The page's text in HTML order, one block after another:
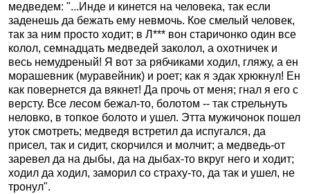
медведем: "...Инде и кинется на человека, так если
заденешь да бежать ему невмочь. Кое смелый человек,
так за ним просто ходит; в Л*** вон старичонко один все
колол, семнадцать медведей заколол, а охотничек и
весь немудреный! Я вот за рябчиками ходил, гляжу, а ен
морашевник (муравейник) и роет; как я эдак хрюкнул! Ен
как повернется да вякнет! Да прочь от меня; гнал я его с
версту. Все лесом бежал-то, болотом -- так стрельнуть
неловко, в топкое болото и ушел. Этта мужичонок пошел
уток смотреть; медведя встретил да испугался, да
присел, так и сидит, скорчился и молчит; а медведь-от
заревел да на дыбы, да на дыбах-то вкруг него и ходит;
ходил да ходил, заморил со страху-то, да так и ушел, не
тронул".